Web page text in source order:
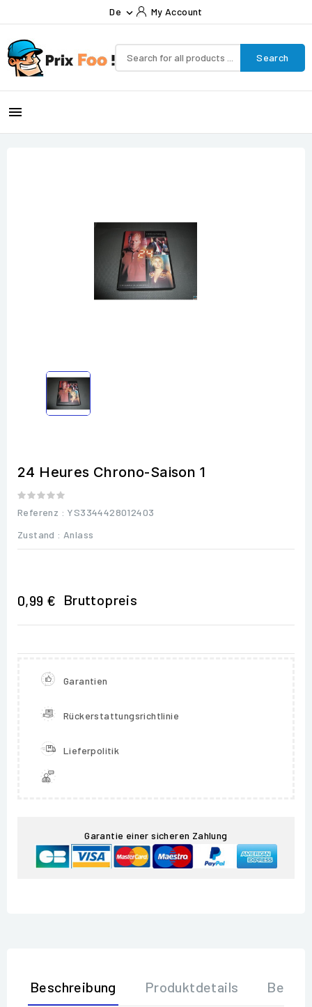
De  My Account
Search

24 Heures Chrono-Saison 1
Referenz : YS3344428012403
Zustand : Anlass
0,99 € Bruttopreis
Garantien
Rückerstattungsrichtlinie
Lieferpolitik
Garantie einer sicheren Zahlung
Beschreibung Produktdetails